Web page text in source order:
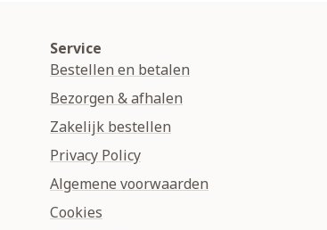
Service
Bestellen en betalen
Bezorgen & afhalen
Zakelijk bestellen
Privacy Policy
Algemene voorwaarden
Cookies